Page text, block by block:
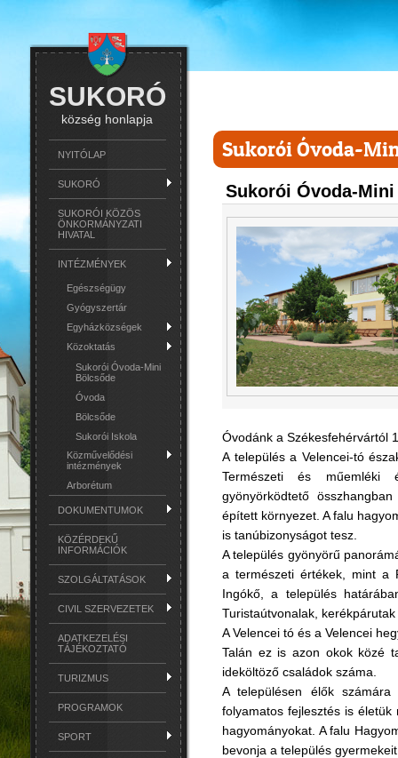
SUKORÓ
község honlapja
NYITÓLAP
SUKORÓ
SUKORÓI KÖZÖS
ÖNKORMÁNYZATI
HIVATAL
INTÉZMÉNYEK
Egészségügy
Gyógyszertár
Egyházközségek
Közoktatás
Sukorói Óvoda-Mini
Bölcsőde
Óvoda
Bölcsőde
Sukorói Iskola
Közművelődési
intézmények
Arborétum
DOKUMENTUMOK
KÖZÉRDEKŰ
INFORMÁCIÓK
SZOLGÁLTATÁSOK
CIVIL SZERVEZETEK
ADATKEZELÉSI
TÁJÉKOZTATÓ
TURIZMUS
PROGRAMOK
SPORT
Sukorói Óvoda-
Sukorói Óvoda-
Óvodánk a Székesfehérvártól
A település a Velencei-tó
Természeti és műemléki
gyönyörködtető
épített környezet. A falu
is tanúbizonyságot tesz.
A település gyönyörű
a természeti értékek, mint a
Ingókő, a település
Turistaútvonalak,
A Velencei tó és a Velencei
Talán ez is azon okok közé
ideköltöző családok száma.
A településen élők
folyamatos fejlesztés is
hagyományokat. A falu
bevonja a település